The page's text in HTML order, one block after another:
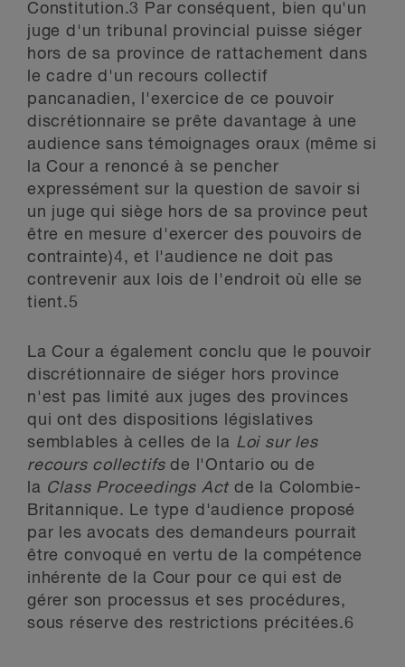
Constitution.3
Par conséquent, bien qu'un
juge d'un tribunal provincial puisse siéger
hors de sa province de rattachement dans
le cadre d'un recours collectif
pancanadien, l'exercice de ce pouvoir
discrétionnaire se prête davantage à une
audience sans témoignages oraux (même si
la Cour a renoncé à se pencher
expressément sur la question de savoir si
un juge qui siège hors de sa province peut
être en mesure d'exercer des pouvoirs de
contrainte)4, et l'audience ne doit pas
contrevenir aux lois de l'endroit où elle se
tient.5
La Cour a également conclu que le pouvoir
discrétionnaire de siéger hors province
n'est pas limité aux juges des provinces
qui ont des dispositions législatives
semblables à celles de la Loi sur les
recours collectifsde l'Ontario ou de
la Class Proceedings Actde la Colombie-
Britannique. Le type d'audience proposé
par les avocats des demandeurs pourrait
être convoqué en vertu de la compétence
inhérente de la Cour pour ce qui est de
gérer son processus et ses procédures,
sous réserve des restrictions précitées.6